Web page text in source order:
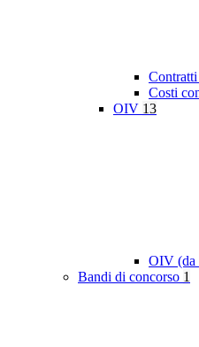
Costi
OIV 13
OIV (da
Bandi di concorso 1